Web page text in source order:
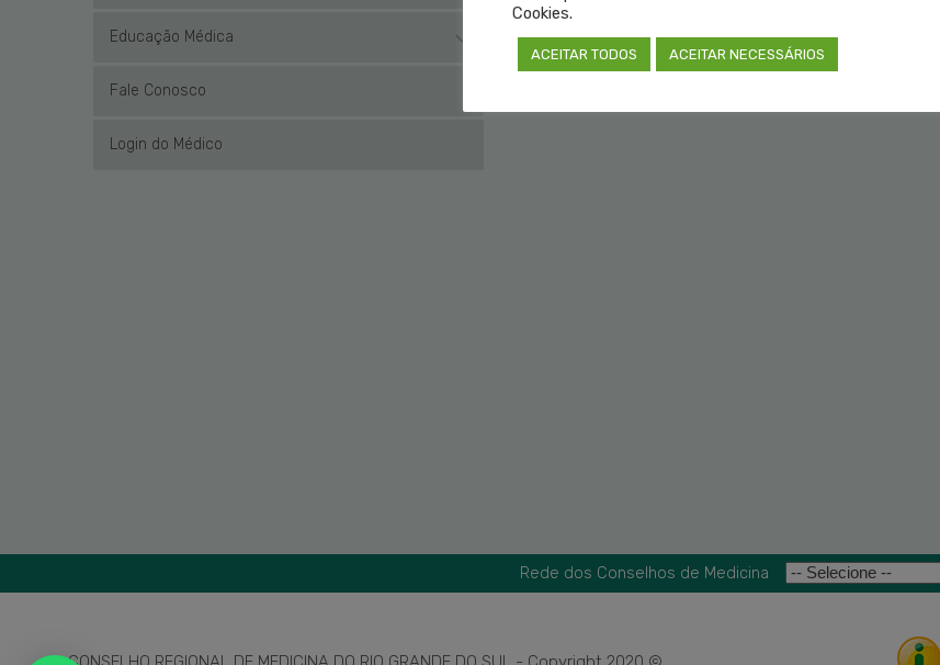
Educação Médica
Fale Conosco
Login do Médico
Rede dos Conselhos de Medicina
Cookies.
ACEITAR TODOS ACEITAR NECESSÁRIOS